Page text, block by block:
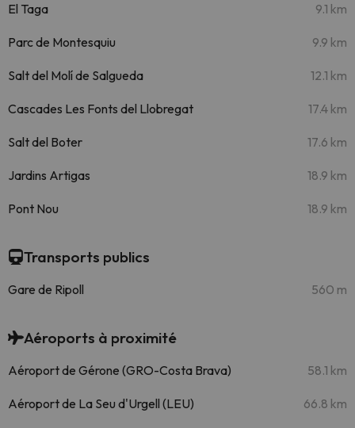
El Taga 9.1 km
Parc de Montesquiu 9.9 km
Salt del Molí de Salgueda 12.1 km
Cascades Les Fonts del Llobregat 17.4 km
Salt del Boter 17.6 km
Jardins Artigas 18.9 km
Pont Nou 18.9 km
Transports publics
Gare de Ripoll 560 m
Aéroports à proximité
Aéroport de Gérone (GRO-Costa Brava) 58.1 km
Aéroport de La Seu d'Urgell (LEU) 66.8 km